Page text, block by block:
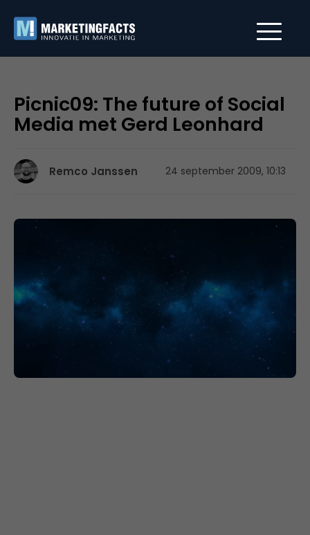
Picnic09: The future of Social
Media met Gerd Leonhard
Remco Janssen 24 september 2009, 10:13